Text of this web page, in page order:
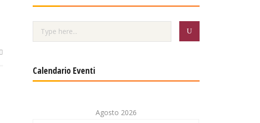
Calendario Eventi
Agosto 2026